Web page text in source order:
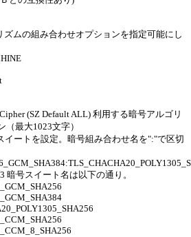
ムの組み合わせオプションを指定可能にし
Default ALL) 利用する暗号アルゴリ
最大1023文字）
設定。暗号組み合わせ名を":"で区切
イート名は以下の通り。